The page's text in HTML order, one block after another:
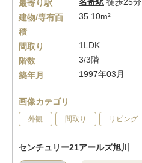
最寄り駅
建物/専有面
積
35.10m²
間取り
1LDK
階数
3/3階
築年月
1997年03月
画像カテゴリ
外観 間取り リビング
センチュリー21アールズ旭川